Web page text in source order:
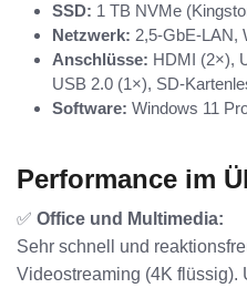
SSD: 1 TB NVMe
Netzwerk: 2,5-GbE-LAN,
Anschlüsse: HDMI (2×),
USB 2.0 (1×), SD-
Software: Windows 11
Performance im
✅ Office und Multimedia:
Sehr schnell und
Videostreaming (4K flüssig).